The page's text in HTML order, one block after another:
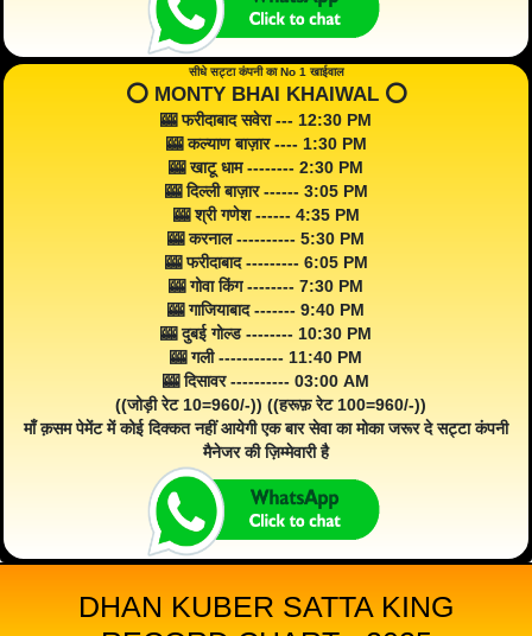
सीधे सट्टा कंपनी का No 1 खाईवाल
⭕️ MONTY BHAI KHAIWAL ⭕️
🎰 फरीदाबाद सवेरा --- 12:30 PM
🎰 कल्याण बाज़ार ---- 1:30 PM
🎰 खाटू धाम -------- 2:30 PM
🎰 दिल्ली बाज़ार ------ 3:05 PM
🎰 श्री गणेश ------ 4:35 PM
🎰 करनाल ---------- 5:30 PM
🎰 फरीदाबाद --------- 6:05 PM
🎰 गोवा किंग -------- 7:30 PM
🎰 गाजियाबाद ------- 9:40 PM
🎰 दुबई गोल्ड -------- 10:30 PM
🎰 गली ----------- 11:40 PM
🎰 दिसावर ---------- 03:00 AM
((जोड़ी रेट 10=960/-)) ((हरूफ़ रेट 100=960/-))
माँ क़सम पेमेंट में कोई दिक्कत नहीं आयेगी एक बार सेवा का मोका जरूर दे सट्टा कंपनी
मैनेजर की ज़िम्मेवारी है
DHAN KUBER SATTA KING